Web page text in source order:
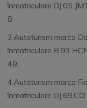
înmatriculare
8;
3.Autoturism marca
înmatriculare
49;
4.Autoturism marca
înmatriculare